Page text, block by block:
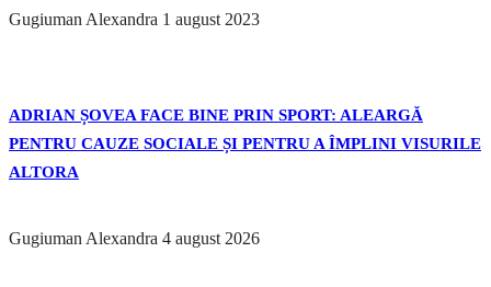
Gugiuman Alexandra 1 august 2023
ADRIAN ȘOVEA FACE BINE PRIN SPORT: ALEARGĂ
PENTRU CAUZE SOCIALE ȘI PENTRU A ÎMPLINI VISURILE
ALTORA
Gugiuman Alexandra 4 august 2026